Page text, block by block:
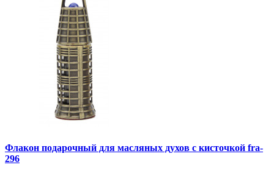
Флакон подарочный для масляных духов с кисточкой fra-
296